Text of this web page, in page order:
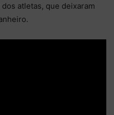
atletas, que deixaram